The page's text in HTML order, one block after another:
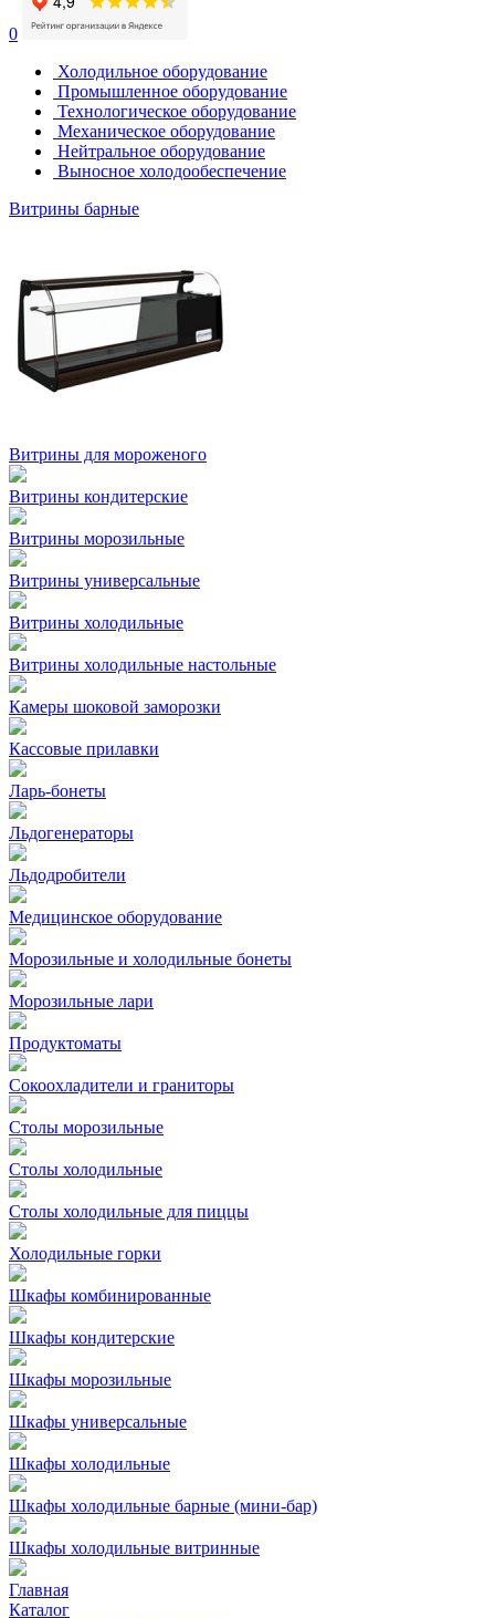
0
Холодильное оборудование
Промышленное оборудование
Технологическое оборудование
Механическое оборудование
Нейтральное оборудование
Выносное холодообеспечение
Витрины барные
Витрины для мороженого
Витрины кондитерские
Витрины морозильные
Витрины универсальные
Витрины холодильные
Витрины холодильные настольные
Камеры шоковой заморозки
Кассовые прилавки
Ларь-бонеты
Льдогенераторы
Льдодробители
Медицинское оборудование
Морозильные и холодильные бонеты
Морозильные лари
Продуктоматы
Сокоохладители и граниторы
Столы морозильные
Столы холодильные
Столы холодильные для пиццы
Холодильные горки
Шкафы комбинированные
Шкафы кондитерские
Шкафы морозильные
Шкафы универсальные
Шкафы холодильные
Шкафы холодильные барные (мини-бар)
Шкафы холодильные витринные
Главная
Каталог